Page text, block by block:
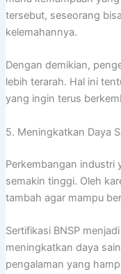
tersebut, seseorang
kelemahannya.
Dengan demikian,
lebih terarah. Hal ini
yang ingin terus
5. Meningkatkan Daya
Perkembangan industri
semakin tinggi. Oleh
tambah agar mampu
Sertifikasi BNSP
meningkatkan daya
pengalaman yang